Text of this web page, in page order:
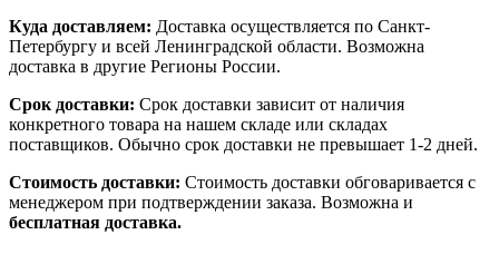
Куда доставляем: Доставка осуществляется по Санкт-
Петербургу и всей Ленинградской области. Возможна
доставка в другие Регионы России.
Срок доставки: Срок доставки зависит от наличия
конкретного товара на нашем складе или складах
поставщиков. Обычно срок доставки не превышает 1-2 дней.
Стоимость доставки: Стоимость доставки обговаривается с
менеджером при подтверждении заказа. Возможна и
бесплатная доставка.